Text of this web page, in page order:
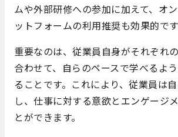
ムや外部研修への参加に加えて、オ
ットフォームの利用推奨も効果的です
重要なのは、従業員自身がそれぞれ
合わせて、自らのペースで学べるよ
ることです。これにより、従業員は
し、仕事に対する意欲とエンゲージ
とができます。